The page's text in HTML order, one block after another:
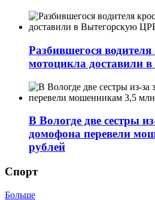
Разбившегося водителя
мотоцикла доставили
В Вологде две сестры
домофона перевели
рублей
Спорт
Больше